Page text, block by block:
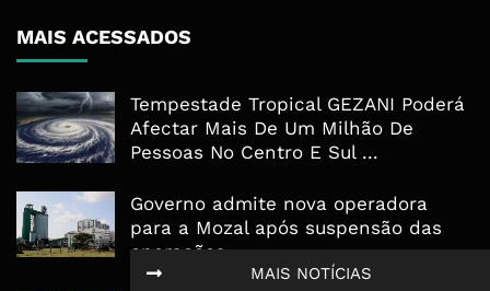
MAIS NOTÍCIAS
MAIS ACESSADOS
Tempestade Tropical GEZANI Poderá
Afectar Mais De Um Milhão De
Pessoas No Centro E Sul ...
Governo admite nova operadora
para a Mozal após suspensão das
operações